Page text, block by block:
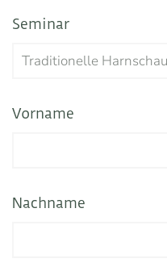
Seminar
Vorname
Nachname